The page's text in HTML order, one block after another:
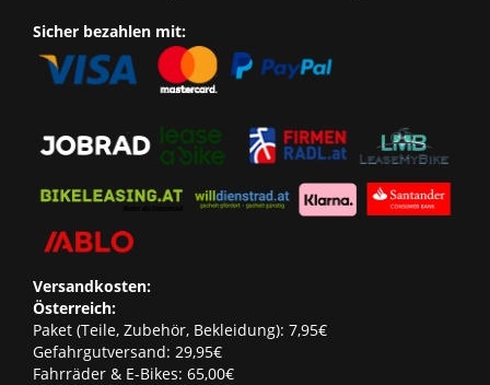
Sicher bezahlen mit:
Versandkosten:
Österreich:
Paket (Teile, Zubehör, Bekleidung): 7,95€
Gefahrgutversand: 29,95€
Fahrräder & E-Bikes: 65,00€